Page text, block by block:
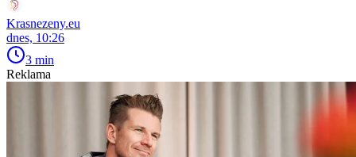
Krasnezeny.eu
dnes, 10:26
3 min
Reklama